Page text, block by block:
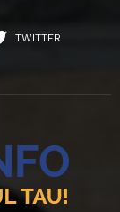
TWITTER